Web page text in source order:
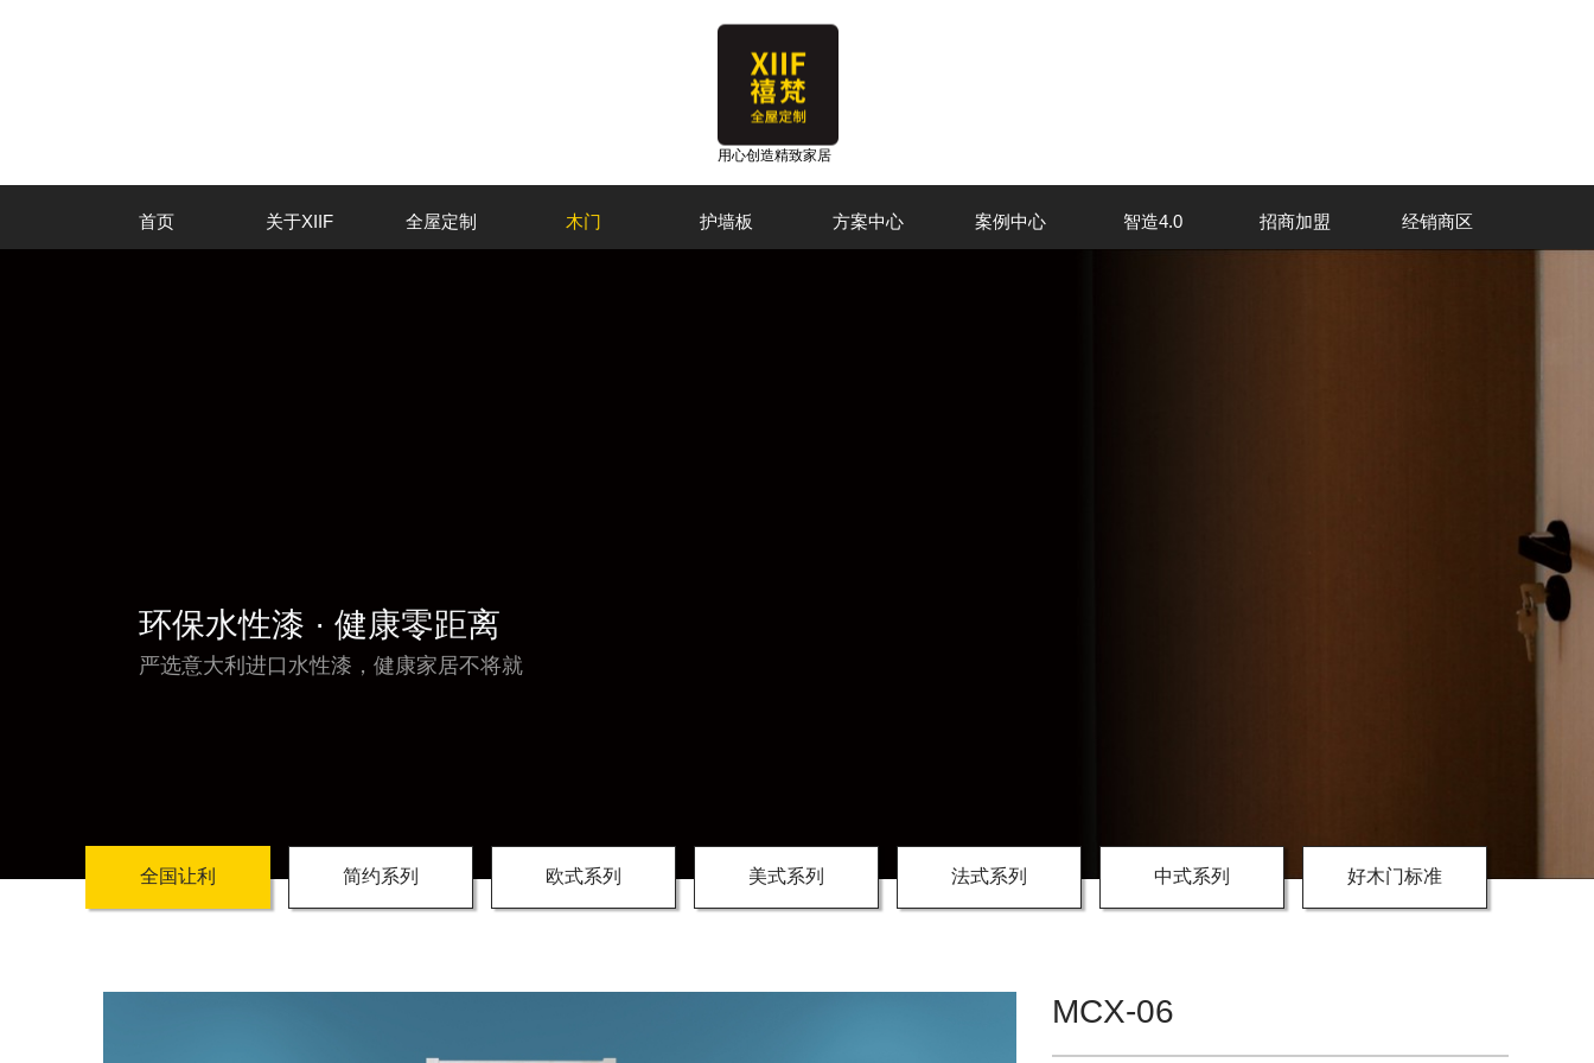
用心创造精致家居
首页 关于XIIF 全屋定制 木门 护墙板 方案中心 案例中心 智造4.0 招商加盟 经销商区
环保水性漆 · 健康零距离
严选意大利进口水性漆，健康家居不将就
全国让利 简约系列 欧式系列 美式系列 法式系列 中式系列 好木门标准
MCX-06